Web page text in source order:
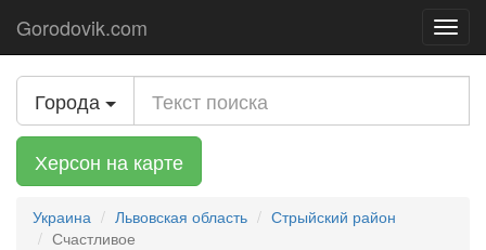
Gorodovik.com
Города
Херсон на карте
Украина Львовская область
Стрыйский район
Счастливое